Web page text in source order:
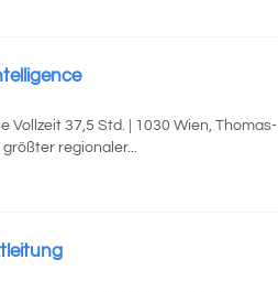
37,5 Std. | 1030 Wien, Thomas-
regionaler...